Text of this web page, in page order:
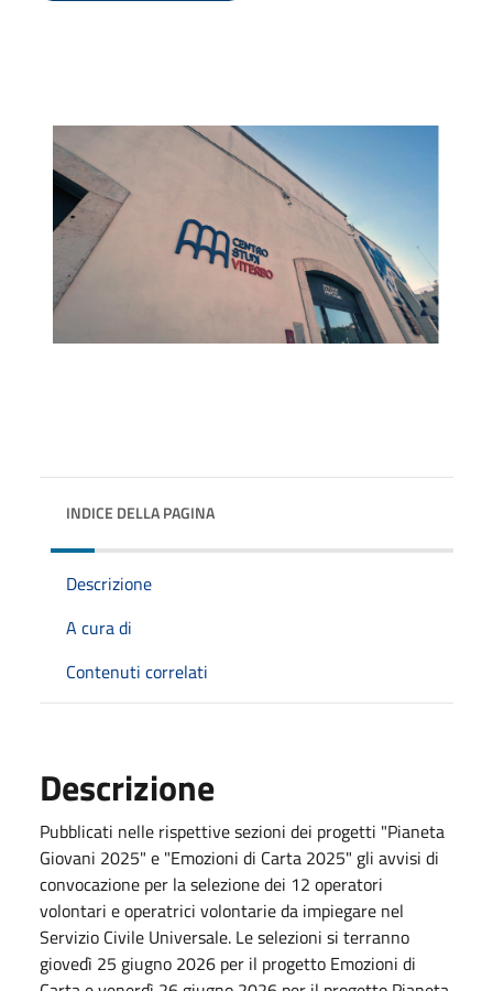
INDICE DELLA PAGINA
Descrizione
A cura di
Contenuti correlati
Descrizione
Pubblicati nelle rispettive sezioni dei progetti "Pianeta
Giovani 2025" e "Emozioni di Carta 2025" gli avvisi di
convocazione per la selezione dei 12 operatori
volontari e operatrici volontarie da impiegare nel
Servizio Civile Universale. Le selezioni si terranno
giovedì 25 giugno 2026 per il progetto Emozioni di